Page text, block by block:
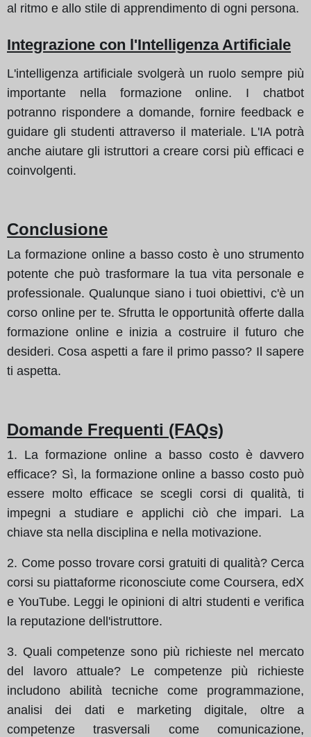
al ritmo e allo stile di apprendimento di ogni persona.
Integrazione con l'Intelligenza Artificiale
L'intelligenza artificiale svolgerà un ruolo sempre più
importante nella formazione online. I chatbot
potranno rispondere a domande, fornire feedback e
guidare gli studenti attraverso il materiale. L'IA potrà
anche aiutare gli istruttori a creare corsi più efficaci e
coinvolgenti.
Conclusione
La formazione online a basso costo è uno strumento
potente che può trasformare la tua vita personale e
professionale. Qualunque siano i tuoi obiettivi, c'è un
corso online per te. Sfrutta le opportunità offerte dalla
formazione online e inizia a costruire il futuro che
desideri. Cosa aspetti a fare il primo passo? Il sapere
ti aspetta.
Domande Frequenti (FAQs)
1. La formazione online a basso costo è davvero
efficace? Sì, la formazione online a basso costo può
essere molto efficace se scegli corsi di qualità, ti
impegni a studiare e applichi ciò che impari. La
chiave sta nella disciplina e nella motivazione.
2. Come posso trovare corsi gratuiti di qualità? Cerca
corsi su piattaforme riconosciute come Coursera, edX
e YouTube. Leggi le opinioni di altri studenti e verifica
la reputazione dell'istruttore.
3. Quali competenze sono più richieste nel mercato
del lavoro attuale? Le competenze più richieste
includono abilità tecniche come programmazione,
analisi dei dati e marketing digitale, oltre a
competenze trasversali come comunicazione,